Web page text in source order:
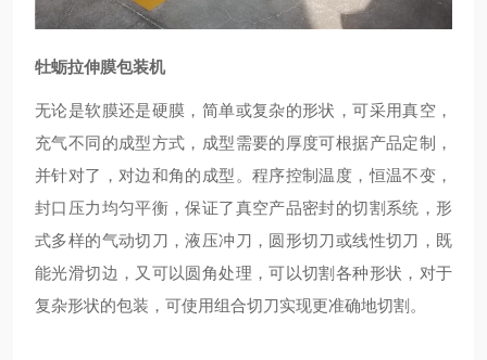
牡蛎拉伸膜包装机
无论是软膜还是硬膜，简单或复杂的形状，可采用真空，
充气不同的成型方式，成型需要的厚度可根据产品定制，
并针对了，对边和角的成型。程序控制温度，恒温不变，
封口压力均匀平衡，保证了真空产品密封的切割系统，形
式多样的气动切刀，液压冲刀，圆形切刀或线性切刀，既
能光滑切边，又可以圆角处理，可以切割各种形状，对于
复杂形状的包装，可使用组合切刀实现更准确地切割。